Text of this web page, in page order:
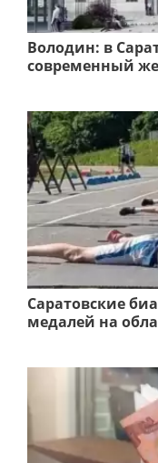
Володин: в
современный
Саратовские
медалей на